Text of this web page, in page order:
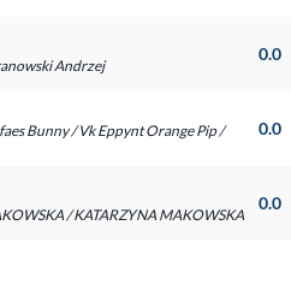
Andrzej
0.0
Bunny / Vk Eppynt Orange Pip /
0.0
/ KATARZYNA MAKOWSKA
0.0